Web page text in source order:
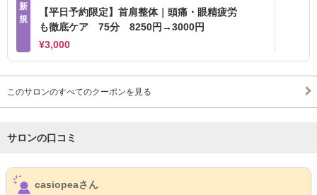
新
規
【平日予約限定】首肩整体｜頭痛・眼精疲労
も徹底ケア 75分 8250円→3000円
¥3,000
このサロンのすべてのクーポンを見る
サロンの口コミ
サロンPick Up
casiopeaさん